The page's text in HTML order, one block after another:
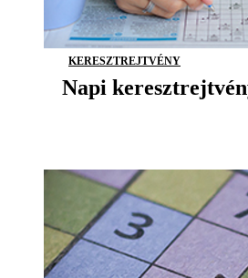
KERESZTREJTVÉNY
Napi